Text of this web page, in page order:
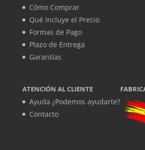
Cómo Comprar
Qué Incluye el Precio
Formas de Pago
Plazo de Entrega
Garantías
ATENCIÓN AL CLIENTE
Ayuda ¿Podemos ayudarte?
Contacto